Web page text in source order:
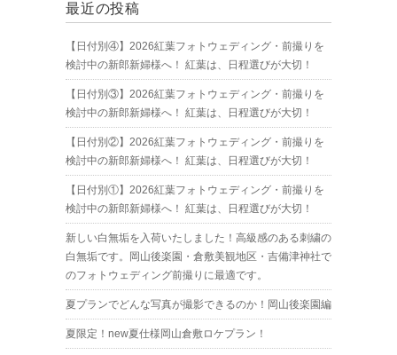
最近の投稿
【日付別④】2026紅葉フォトウェディング・前撮りを
検討中の新郎新婦様へ！ 紅葉は、日程選びが大切！
【日付別③】2026紅葉フォトウェディング・前撮りを
検討中の新郎新婦様へ！ 紅葉は、日程選びが大切！
【日付別②】2026紅葉フォトウェディング・前撮りを
検討中の新郎新婦様へ！ 紅葉は、日程選びが大切！
【日付別①】2026紅葉フォトウェディング・前撮りを
検討中の新郎新婦様へ！ 紅葉は、日程選びが大切！
新しい白無垢を入荷いたしました！高級感のある刺繍の
白無垢です。岡山後楽園・倉敷美観地区・吉備津神社で
のフォトウェディング前撮りに最適です。
夏プランでどんな写真が撮影できるのか！岡山後楽園編
夏限定！new夏仕様岡山倉敷ロケプラン！